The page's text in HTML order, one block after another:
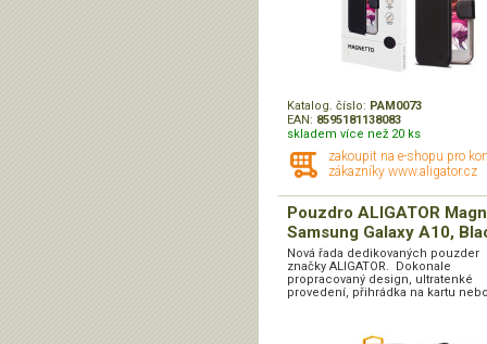
Katalog. číslo: PAM0073
EAN: 8595181138083
skladem více než 20 ks
zakoupit na e-shopu pro
zákazníky www.aligator.cz
Pouzdro ALIGATOR
Samsung Galaxy A10,
Nová řada dedikovaných pouzder
značky ALIGATOR. Dokonale
propracovaný design, ultratenké
provedení, přihrádka na kartu